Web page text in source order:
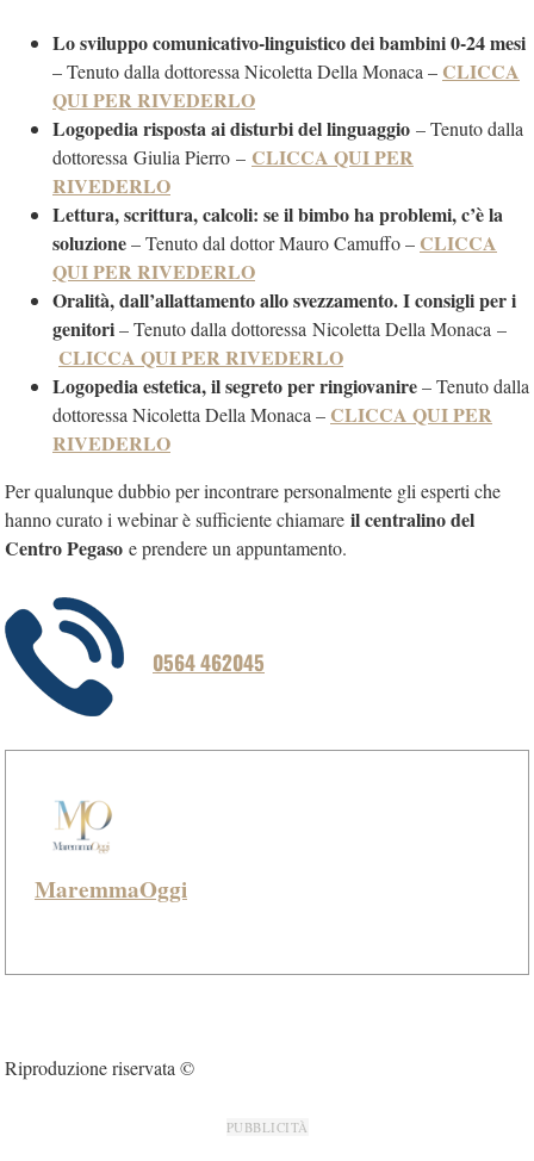
Lo sviluppo comunicativo-linguistico dei bambini 0-24 mesi
– Tenuto dalla dottoressa Nicoletta Della Monaca – CLICCA
QUI PER RIVEDERLO
Logopedia risposta ai disturbi del linguaggio – Tenuto dalla
dottoressa Giulia Pierro – CLICCA QUI PER
RIVEDERLO
Lettura, scrittura, calcoli: se il bimbo ha problemi, c’è la
soluzione– Tenuto dal dottor Mauro Camuffo – CLICCA
QUI PER RIVEDERLO
Oralità, dall’allattamento allo svezzamento. I consigli per i
genitori– Tenuto dalla dottoressa Nicoletta Della Monaca –
CLICCA QUI PER RIVEDERLO
Logopedia estetica, il segreto per ringiovanire– Tenuto dalla
dottoressa Nicoletta Della Monaca – CLICCA QUI PER
RIVEDERLO
Per qualunque dubbio per incontrare personalmente gli esperti che
hanno curato i webinar è sufficiente chiamare il centralino del
Centro Pegaso e prendere un appuntamento.
0564 462045
MaremmaOggi
Riproduzione riservata ©
PUBBLICITÀ